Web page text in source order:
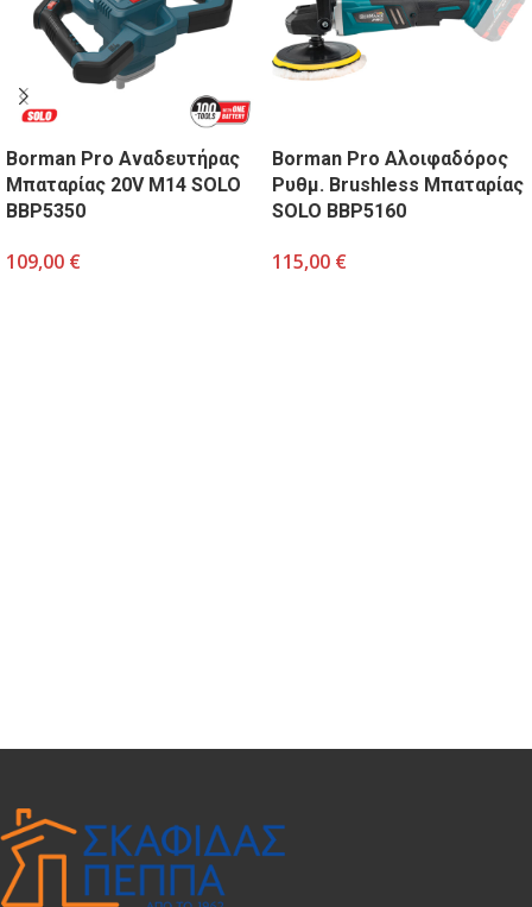
Borman Pro Aναδευτήρας
Μπαταρίας 20V Μ14 SOLO
BBP5350
109,00 €
Borman Pro Αλοιφαδόρος
Ρυθμ. Brushless Μπαταρίας
SOLO BBP5160
115,00 €